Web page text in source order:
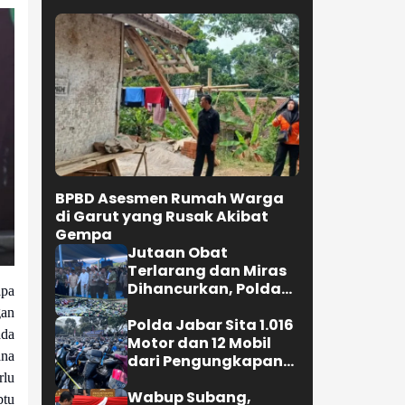
Kepercayaan Rakyat
Selengkapnya
PEMDA
BPBD Asesmen Rumah Warga
di Garut yang Rusak Akibat
Gempa